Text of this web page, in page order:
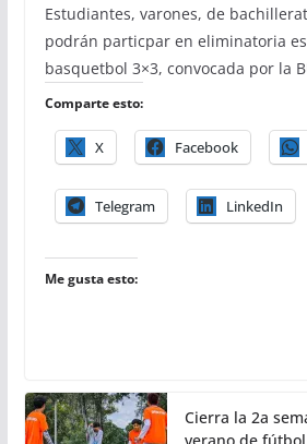
Estudiantes, varones, de
podrán particpar en eliminatoria
basquetbol 3×3, convocada por la
Comparte esto:
X Facebook
Telegram LinkedIn
Me gusta esto:
Cierra la 2a